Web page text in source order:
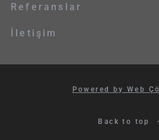
Referanslar
İletişim
Powered by Web
Back to top